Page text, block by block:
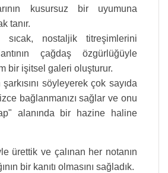
kusursuz bir uyumuna
tanır.
sıcak, nostaljik titreşimlerini
çağdaş özgürlüğüyle
bir işitsel galeri oluşturur.
söyleyerek çok sayıda
bağlanmanızı sağlar ve onu
alanında bir hazine haline
ürettik ve çalınan her notanın
bir kanıtı olmasını sağladık.